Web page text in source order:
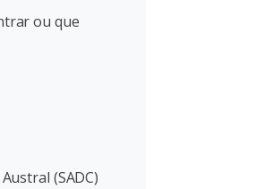
ou que
(SADC)